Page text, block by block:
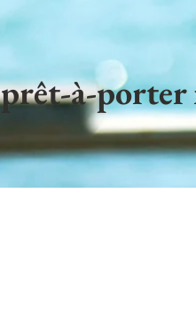
prêt-à-porter